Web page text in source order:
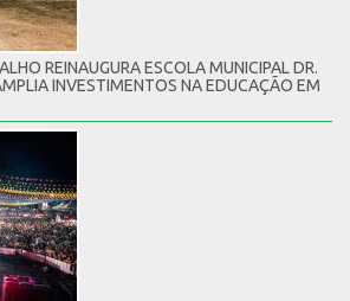
REINAUGURA ESCOLA MUNICIPAL DR.
INVESTIMENTOS NA EDUCAÇÃO EM